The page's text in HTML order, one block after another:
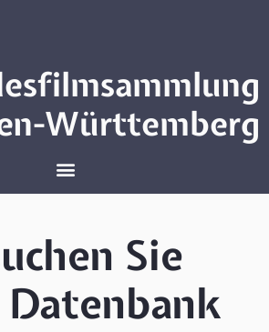
Württemberg
Sie
Datenbank